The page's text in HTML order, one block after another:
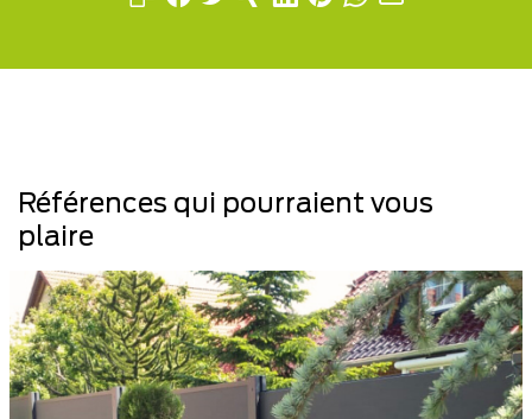
Références qui pourraient vous
plaire